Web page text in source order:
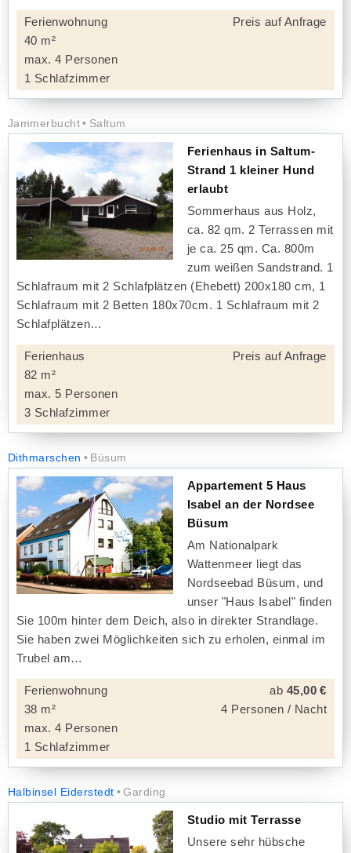
Ferienwohnung
40 m²
max. 4 Personen
1 Schlafzimmer
Preis auf Anfrage
Jammerbucht Saltum
Ferienhaus in Saltum-
Strand 1 kleiner Hund
erlaubt
Sommerhaus aus Holz,
ca. 82 qm. 2 Terrassen mit
je ca. 25 qm. Ca. 800m
zum weißen Sandstrand. 1
Schlafraum mit 2 Schlafplätzen (Ehebett) 200x180 cm, 1
Schlafraum mit 2 Betten 180x70cm. 1 Schlafraum mit 2
Schlafplätzen
Ferienhaus
82 m²
max. 5 Personen
3 Schlafzimmer
Preis auf Anfrage
Dithmarschen Büsum
Appartement 5 Haus
Isabel an der Nordsee
Büsum
Am Nationalpark
Wattenmeer liegt das
Nordseebad Büsum, und
unser "Haus Isabel" finden
Sie 100m hinter dem Deich, also in direkter Strandlage.
Sie haben zwei Möglichkeiten sich zu erholen, einmal im
Trubel am
Ferienwohnung
38 m²
max. 4 Personen
1 Schlafzimmer
ab 45,00 €
4 Personen / Nacht
Halbinsel Eiderstedt Garding
Studio mit Terrasse
Unsere sehr hübsche